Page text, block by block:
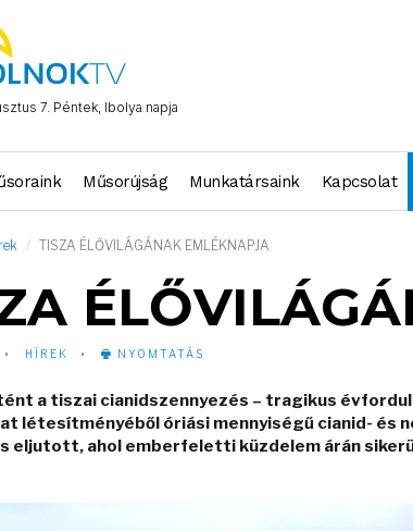
7. Péntek, Ibolya napja
Műsorújság Munkatársaink Kapcsolat
TISZA ÉLŐVILÁGÁNAK EMLÉKNAPJA
HÍREK NYOMTATÁS
a tiszai cianidszennyezés – tragikus
létesítményéből óriási mennyiségű cianid- és
eljutott, ahol emberfeletti küzdelem árán